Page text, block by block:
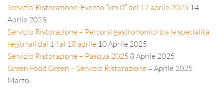
Servizio Ristorazione, Evento “km 0″ del 17 aprile 2025 14
Aprile 2025
Servizio Ristorazione – Percorsi gastronomici tra le specialità
regionali dal 14 al 18 aprile 10 Aprile 2025
Servizio Ristorazione – Pasqua 2025 8 Aprile 2025
Green Food Green – Servizio Ristorazione4 Aprile 2025
Marzo